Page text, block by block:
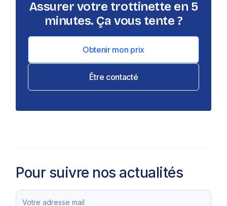
Assurer votre trottinette en 5
minutes. Ça vous tente ?
Obtenir mon prix
Être contacté
Pour suivre nos actualités